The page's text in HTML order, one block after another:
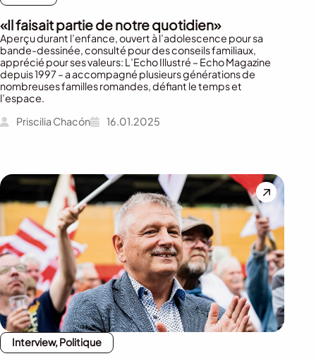
«Il faisait partie de notre quotidien»
Aperçu durant l’enfance, ouvert à l’adolescence pour sa
bande-dessinée, consulté pour des conseils familiaux,
apprécié pour ses valeurs: L’Echo Illustré – Echo Magazine
depuis 1997 – a accompagné plusieurs générations de
nombreuses familles romandes, défiant le temps et
l’espace.
Priscilia Chacón
16.01.2025
Interview, Politique